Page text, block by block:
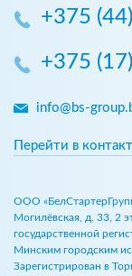
+375
+375
info@bs-
Перейти в
ООО
Могилёвская, д. 33, 2
государственной
Минским городским
Зарегистрирован в